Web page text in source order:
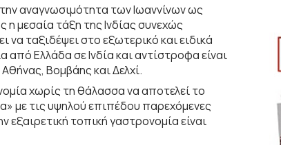
αναγνωσιμότητα των Ιωαννίνων ως
μεσαία τάξη της Ινδίας συνεχώς
να ταξιδέψει στο εξωτερικό και ειδικά
Ελλάδα σε Ινδία και αντίστροφα είναι
Βομβάης και Δελχί.
χωρίς τη θάλασσα να αποτελεί το
με τις υψηλού επιπέδου παρεχόμενες
εξαιρετική τοπική γαστρονομία είναι